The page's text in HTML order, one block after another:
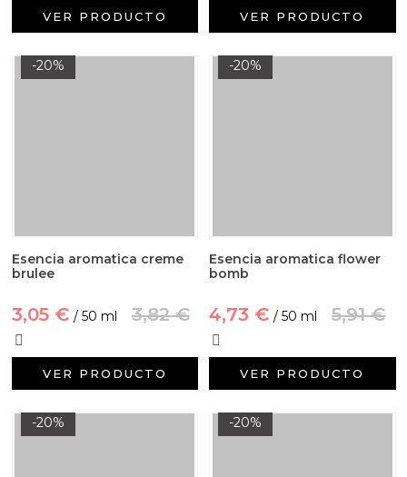
VER PRODUCTO VER PRODUCTO
-20%
Esencia aromatica creme
brulee
3,05 € / 50 ml 3,82 €
VER PRODUCTO
-20%
Esencia aromatica flower
bomb
4,73 € / 50 ml 5,91 €
VER PRODUCTO
-20% -20%